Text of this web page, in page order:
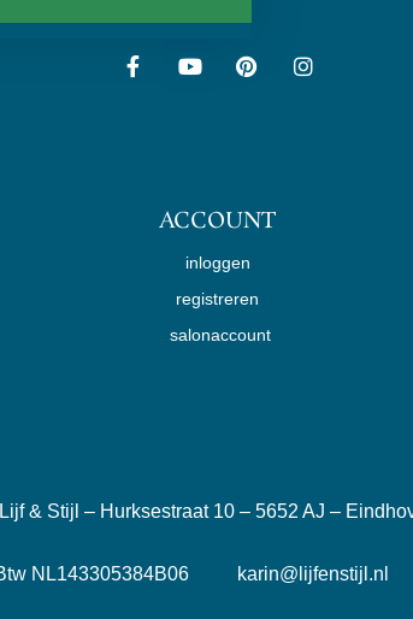
ACCOUNT
inloggen
registreren
salonaccount
Lijf & Stijl – Hurksestraat 10 – 5652 AJ –
NL143305384B06 karin@lijfenstijl.nl